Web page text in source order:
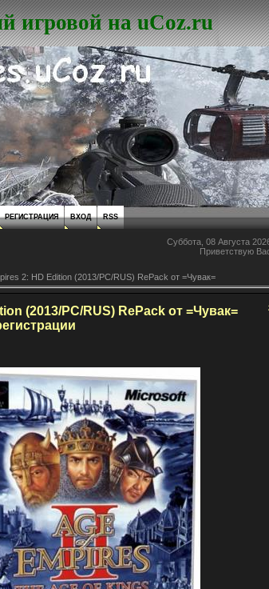
игровой на uCoz.ru
РЕГИСТРАЦИЯ ВХОД RSS
Суббота, 08 Августа
Приветствую
2: HD Edition (2013/PC/RUS) RePack от =Чувак=
(2013/PC/RUS) RePack от =Чувак=